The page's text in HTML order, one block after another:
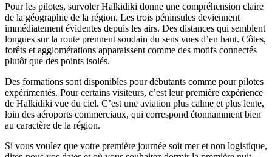
Pour les pilotes, survoler Halkidiki donne une compréhension claire
de la géographie de la région. Les trois péninsules deviennent
immédiatement évidentes depuis les airs. Des distances qui semblent
longues sur la route prennent soudain du sens vues d’en haut. Côtes,
forêts et agglomérations apparaissent comme des motifs connectés
plutôt que des points isolés.
Des formations sont disponibles pour débutants comme pour pilotes
expérimentés. Pour certains visiteurs, c’est leur première expérience
de Halkidiki vue du ciel. C’est une aviation plus calme et plus lente,
loin des aéroports commerciaux, qui correspond étonnamment bien
au caractère de la région.
Si vous voulez que votre première journée soit mer et non logistique,